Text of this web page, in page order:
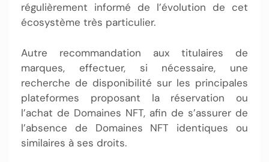
régulièrement informé de l’évolution de cet
écosystème très particulier.
Autre recommandation aux titulaires de
marques, effectuer, si nécessaire, une
recherche de disponibilité sur les principales
plateformes proposant la réservation ou
l’achat de Domaines NFT, afin de s’assurer de
l’absence de Domaines NFT identiques ou
similaires à ses droits.